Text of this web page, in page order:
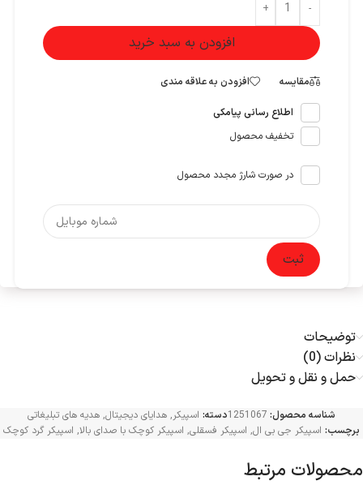
-
+
افزودن به سبد خرید
مقایسه افزودن به علاقه مندی
اطلاع رسانی پیامکی
تخفیف محصول
در صورت شارژ مجدد محصول
ثبت
توضیحات
نظرات (0)
حمل و نقل و تحویل
شناسه محصول: 1251067دسته: اسپیکر, هدایای دیجیتال, هدیه های تبلیغاتی
برچسب: اسپیکر جی بی ال, اسپیکر فسقلی, اسپیکر کوچک با صدای بالا, اسپیکر گرد کوچک
محصولات مرتبط